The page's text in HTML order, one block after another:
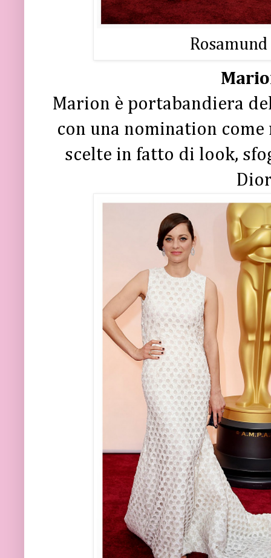
Marion è portabandiera
con una nomination
scelte in fatto di look,